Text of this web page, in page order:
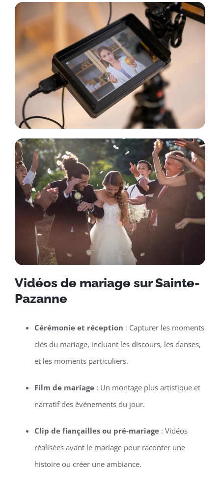
Vidéos de mariage sur Sainte-
Pazanne
Cérémonie et réception : Capturer les moments
clés du mariage, incluant les discours, les danses,
et les moments particuliers.
Film de mariage: Un montage plus artistique et
narratif des événements du jour.
Clip de fiançailles ou pré-mariage: Vidéos
réalisées avant le mariage pour raconter une
histoire ou créer une ambiance.